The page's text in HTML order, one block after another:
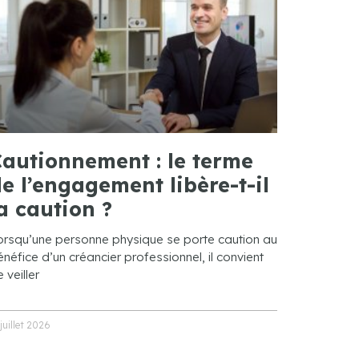
: le terme
l’engagement libère-t-il
caution ?
personne physique se porte caution au
d’un créancier professionnel, il convient
veiller
juillet 2026